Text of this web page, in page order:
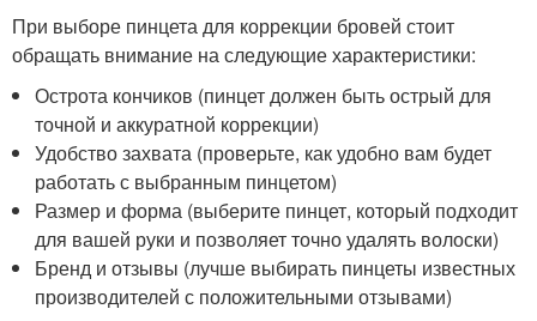
При выборе пинцета для коррекции бровей стоит
обращать внимание на следующие характеристики:
Острота кончиков (пинцет должен быть острый для
точной и аккуратной коррекции)
Удобство захвата (проверьте, как удобно вам будет
работать с выбранным пинцетом)
Размер и форма (выберите пинцет, который подходит
для вашей руки и позволяет точно удалять волоски)
Бренд и отзывы (лучше выбирать пинцеты известных
производителей с положительными отзывами)